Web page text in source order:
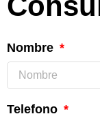
Nombre
Telefono